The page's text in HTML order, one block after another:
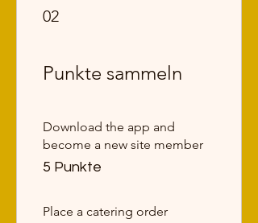
02
Punkte sammeln
Download the app and
become a new site member
5 Punkte
Place a catering order